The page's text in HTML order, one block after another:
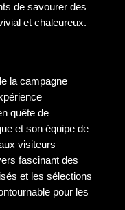
de savourer des
et chaleureux.
la campagne
quête de
et son équipe de
visiteurs
fascinant des
et les sélections
pour les